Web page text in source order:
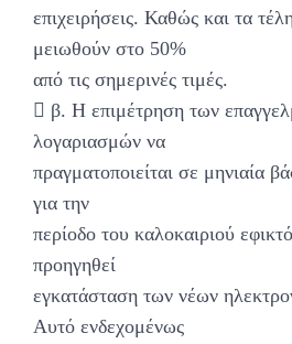
επιχειρήσεις. Καθώς και τα
μειωθούν στο 50%
από τις σημερινές τιμές.
 β. Η επιμέτρηση των
λογαριασμών να
πραγματοποιείται σε μηνιαία
για την
περίοδο του καλοκαιριού
προηγηθεί
εγκατάσταση των νέων
Αυτό ενδεχομένως